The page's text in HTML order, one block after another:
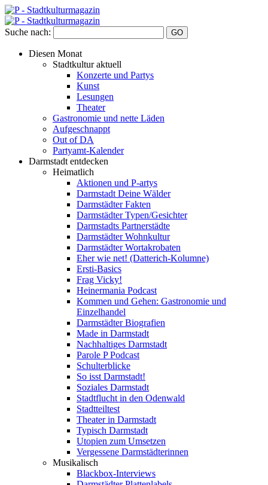
Suche nach:
Diesen Monat
Stadtkultur aktuell
Konzerte und Partys
Kunst
Lesungen
Theater
Gastronomie und nette Läden
Aufgeschnappt
Out of DA
Partyamt-Kalender
Darmstadt entdecken
Heimatlich
Aktionen und P-artys
Darmstadt Deine Wälder
Darmstädter Fakten
Darmstädter Typen/Gesichter
Darmstadts Partnerstädte
Darmstädter Wohnkultur
Darmstädter Wortakrobaten
Eher wie net! (Datterich-Kolumne)
Ersti-Basics
Frag Vicky!
Heinermania Podcast
Kommen und Gehen: Gastronomie und
Einzelhandel
Darmstädter Biografien
Made in Darmstadt
Nachhaltiges Darmstadt
Parole P Podcast
Schulterblicke
So isst Darmstadt!
Soziales Darmstadt
Stadtflucht in den Odenwald
Stadtteiltest
Theater in Darmstadt
Typisch Darmstadt
Utopien zum Umsetzen
Vergessene Darmstädterinnen
Musikalisch
Blackbox-Interviews